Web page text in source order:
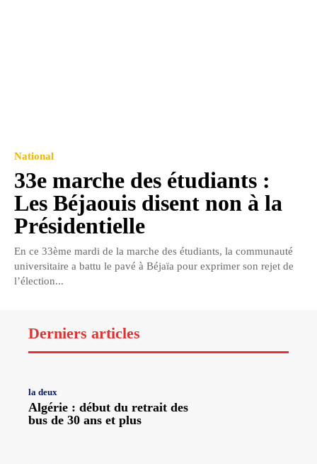
National
33e marche des étudiants :
Les Béjaouis disent non à la
Présidentielle
En ce 33ème mardi de la marche des étudiants, la communauté
universitaire a battu le pavé à Béjaïa pour exprimer son rejet de
l’élection...
Derniers articles
la deux
Algérie : début du retrait des
bus de 30 ans et plus